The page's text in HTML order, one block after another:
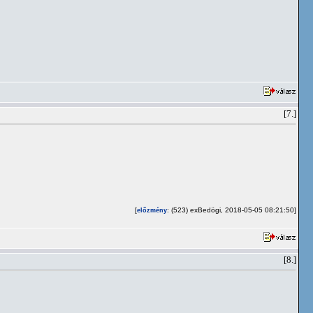
[7.]
[előzmény: (523) exBedögi, 2018-05-05 08:21:50]
[8.]